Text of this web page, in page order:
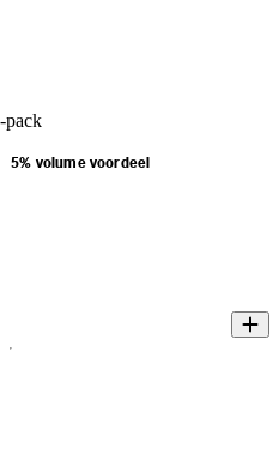
pack
5% volume voordeel